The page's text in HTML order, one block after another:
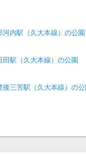
河内駅（久大本線）の公園
田駅（久大本線）の公園
後三芳駅（久大本線）の